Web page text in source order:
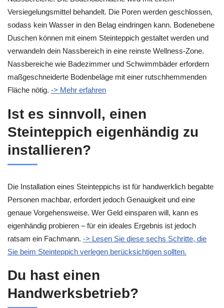
Versiegelungsmittel behandelt. Die Poren werden geschlossen,
sodass kein Wasser in den Belag eindringen kann. Bodenebene
Duschen können mit einem Steinteppich gestaltet werden und
verwandeln dein Nassbereich in eine reinste Wellness-Zone.
Nassbereiche wie Badezimmer und Schwimmbäder erfordern
maßgeschneiderte Bodenbeläge mit einer rutschhemmenden
Fläche nötig. -> Mehr erfahren
Ist es sinnvoll, einen
Steinteppich eigenhändig zu
installieren?
Die Installation eines Steinteppichs ist für handwerklich begabte
Personen machbar, erfordert jedoch Genauigkeit und eine
genaue Vorgehensweise. Wer Geld einsparen will, kann es
eigenhändig probieren – für ein ideales Ergebnis ist jedoch
ratsam ein Fachmann. -> Lesen Sie diese sechs Schritte, die
Sie beim Steinteppich verlegen berücksichtigen sollten.
Du hast einen
Handwerksbetrieb?